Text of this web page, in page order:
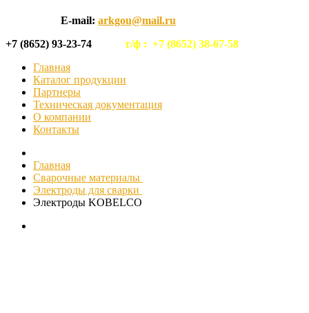
E-mail: arkgou@mail.ru
+7 (8652) 93-23-74 т/ф : +7 (8652) 38-67-58
Главная
Каталог продукции
Партнеры
Техническая документация
О компании
Контакты
Главная
Сварочные материалы
Электроды для сварки
Электроды KOBELCO